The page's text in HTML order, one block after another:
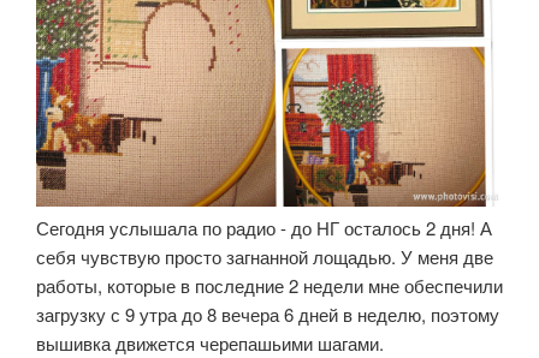
Сегодня услышала по радио - до НГ осталось 2 дня! А
себя чувствую просто загнанной лощадью. У меня две
работы, которые в последние 2 недели мне обеспечили
загрузку с 9 утра до 8 вечера 6 дней в неделю, поэтому
вышивка движется черепашьими шагами.